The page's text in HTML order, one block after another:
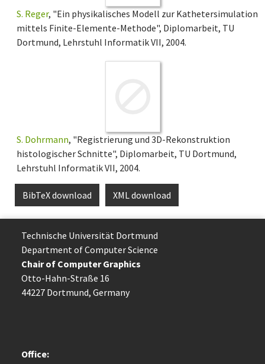
S. Reger, "Ein physikalisches Modell zur Kathetersimulation
mittels Finite-Elemente-Methode", Diplomarbeit, TU
Dortmund, Lehrstuhl Informatik VII, 2004.
S. Dohrmann, "Registrierung und 3D-Rekonstruktion
histologischer Schnitte", Diplomarbeit, TU Dortmund,
Lehrstuhl Informatik VII, 2004.
BibTeX download XML download
Technische Uni­ver­si­tät Dort­mund
Department of Computer Science
Chair of Computer Graphics
Otto-Hahn-Straße 16
44227 Dort­mund, Germany
Office: